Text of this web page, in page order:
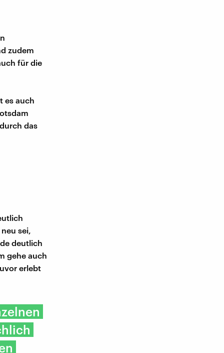
zudem
für die
es auch
das
sei,
deutlich
gehe auch
erlebt